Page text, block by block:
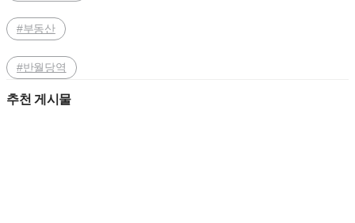
#부동산
#반월당역
추천 게시물